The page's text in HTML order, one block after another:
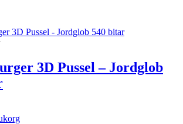
3D Pussel – Jordglob